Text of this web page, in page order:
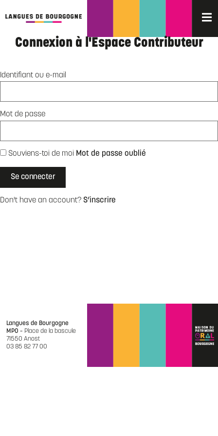
Connexion à l'Espace Contributeur
Identifiant ou e-mail
Mot de passe
Souviens-toi de moi Mot de passe oublié
Don't have an account? S’inscrire
Langues de Bourgogne
MPO – Place de la bascule
71550 Anost
03 85 82 77 00